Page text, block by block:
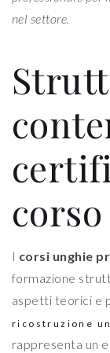
nel settore.
corso
I corsi unghie
formazione
aspetti teorici e
ricostruzione
rappresenta un